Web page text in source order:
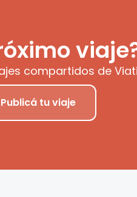
compartidos de
Publicá tu viaje